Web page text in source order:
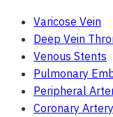
Varicose Vein
Deep Vein
Venous Stents
Pulmonary
Peripheral
Coronary